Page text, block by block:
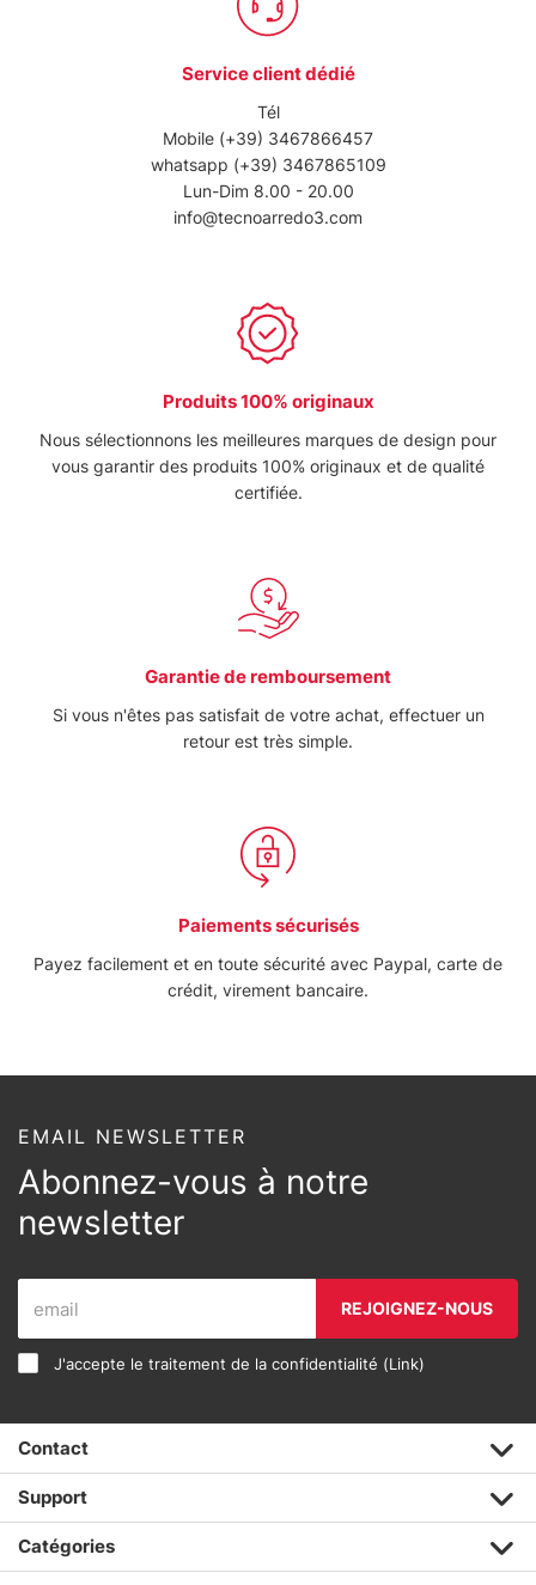
Service client dédié
Tél
Mobile (+39) 3467866457
whatsapp (+39) 3467865109
Lun-Dim 8.00 - 20.00
info@tecnoarredo3.com
Produits 100% originaux
Nous sélectionnons les meilleures marques de design pour
vous garantir des produits 100% originaux et de qualité
certifiée.
Garantie de remboursement
Si vous n'êtes pas satisfait de votre achat, effectuer un
retour est très simple.
Paiements sécurisés
Payez facilement et en toute sécurité avec Paypal, carte de
crédit, virement bancaire.
EMAIL NEWSLETTER
Abonnez-vous à notre
newsletter
REJOIGNEZ-NOUS
J'accepte le traitement de la confidentialité (Link)
Contact
Support
Catégories